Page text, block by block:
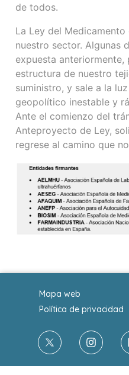
de todos.
La Ley del
nuestro sector. Algunas
expuesta anteriormente,
estructura de nuestro
suministro, y sale a la
geopolítico inestable y
Ante el comienzo del
Anteproyecto de Ley,
regrese al camino que
Mapa web
Política de privacidad